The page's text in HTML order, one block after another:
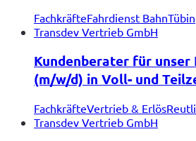
FachkräfteFahrdienst Bahn
Transdev Vertrieb GmbH
Kundenberater für unser
(m/w/d) in Voll- und
FachkräfteVertrieb & Erlös
Transdev Vertrieb GmbH